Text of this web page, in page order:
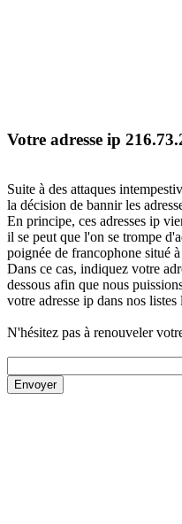
Votre adresse ip
Suite à des attaques
la décision de bannir les
En principe, ces adresses ip
il se peut que l'on se trompe
poignée de francophone situé
Dans ce cas, indiquez votre
dessous afin que nous
votre adresse ip dans nos
N'hésitez pas à renouveler